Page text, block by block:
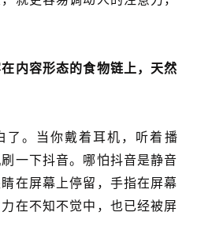
内容形态的食物链上，天然
了。当你戴着耳机，听着播
一下抖音。哪怕抖音是静音
在屏幕上停留，手指在屏幕
力在不知不觉中，也已经被屏